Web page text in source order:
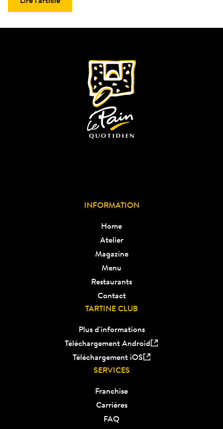
INFORMATION
Home
Atelier
Magazine
Menu
Restaurants
Contact
TARTINE CLUB
Plus d'informations
Téléchargement Android
Téléchargement iOS
SERVICES
Franchise
Carrières
FAQ